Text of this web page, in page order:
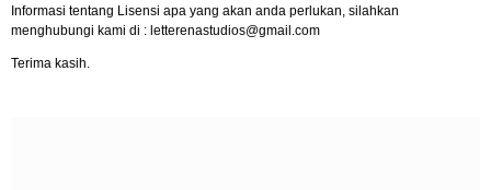
Informasi tentang Lisensi apa yang akan anda perlukan, silahkan
menghubungi kami di : letterenastudios@gmail.com
Terima kasih.